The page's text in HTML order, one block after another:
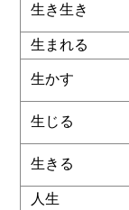
生き生き
生まれる
生かす
生じる
生きる
人生